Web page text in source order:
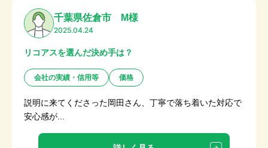
千葉県佐倉市 M様
2025.04.24
リコアスを選んだ決め手は？
会社の実績・信用等 価格
説明に来てくださった岡田さん、丁寧で落ち着いた対応で
安心感が...